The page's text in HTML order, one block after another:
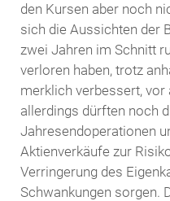
den Kursen aber noch
sich die Aussichten der
zwei Jahren im Schnitt
verloren haben, trotz
merklich verbessert,
allerdings dürften noch
Jahresendoperationen
Aktienverkäufe zur
Verringerung des
Schwankungen sorgen.